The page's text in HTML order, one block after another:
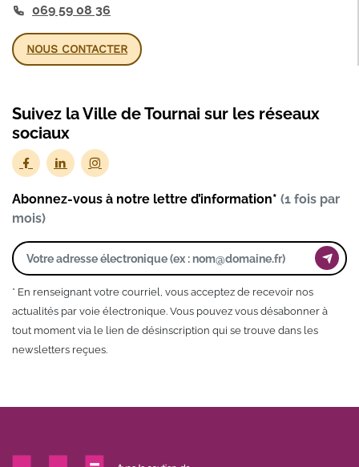
069 59 08 36
NOUS CONTACTER
Suivez la Ville de Tournai sur les réseaux
sociaux
Abonnez-vous à notre lettre d’information* (1 fois par
mois)
* En renseignant votre courriel, vous acceptez de recevoir nos
actualités par voie électronique. Vous pouvez vous désabonner à
tout moment via le lien de désinscription qui se trouve dans les
newsletters reçues.